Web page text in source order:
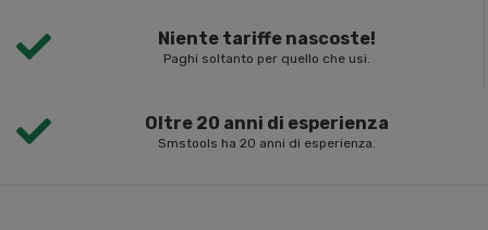
Niente tariffe nascoste!
Paghi soltanto per quello che usi.
Oltre 20 anni di esperienza
Smstools ha 20 anni di esperienza.